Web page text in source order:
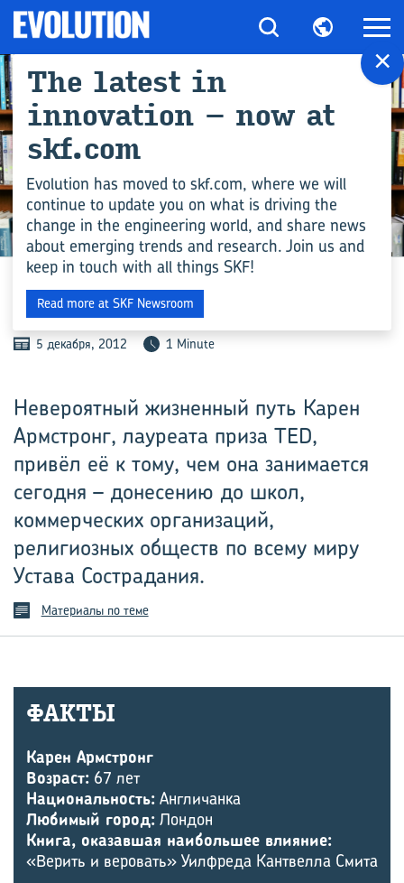
ПРОИЗВОДСТВО
СТРАСТЬ К СО­СТРА­ДА­НИЮ
5 декабря, 2012 1 Minute
Невероятный жизненный путь Карен
Армстронг, лауреата приза TED,
привёл её к тому, чем она занимается
сегодня – донесению до школ,
коммерческих организаций,
религиозных обществ по всему миру
Устава Сострадания.
Материалы по теме
ФАКТЫ
Карен Армстронг
Возраст: 67 лет
Национальность: Англичанка
Любимый город: Лондон
Книга, оказавшая наибольшее влияние:
«Верить и веровать» Уилфреда Кантвелла Смита
×
The latest in
innovation – now at
skf.com
Evolution has moved to skf.com, where we will
continue to update you on what is driving the
change in the engineering world, and share news
about emerging trends and research. Join us and
keep in touch with all things SKF!
Read more at SKF Newsroom